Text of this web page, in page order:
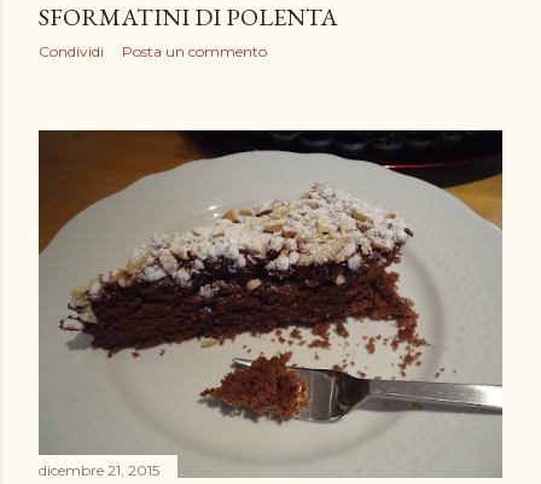
SFORMATINI DI POLENTA
Condividi Posta un commento
dicembre 21, 2015